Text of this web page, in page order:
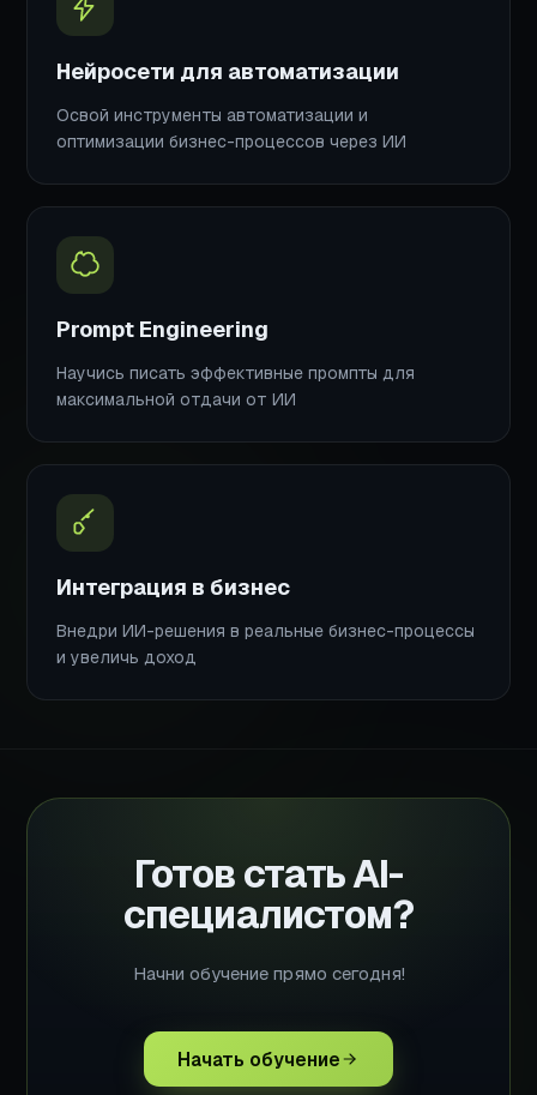
Нейросети для автоматизации
Освой инструменты автоматизации и
оптимизации бизнес-процессов через ИИ
Prompt Engineering
Научись писать эффективные промпты для
максимальной отдачи от ИИ
Интеграция в бизнес
Внедри ИИ-решения в реальные бизнес-процессы
и увеличь доход
Готов стать AI-
специалистом?
Начни обучение прямо сегодня!
Начать обучение